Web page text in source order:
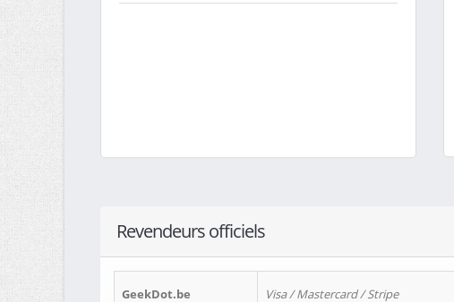
Revendeurs officiels
GeekDot.be Visa / Mastercard / Stripe